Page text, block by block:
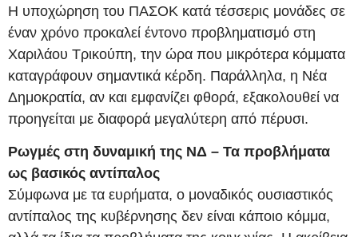
Η υποχώρηση του ΠΑΣΟΚ κατά τέσσερις μονάδες σε
έναν χρόνο προκαλεί έντονο προβληματισμό στη
Χαριλάου Τρικούπη, την ώρα που μικρότερα κόμματα
καταγράφουν σημαντικά κέρδη. Παράλληλα, η Νέα
Δημοκρατία, αν και εμφανίζει φθορά, εξακολουθεί να
προηγείται με διαφορά μεγαλύτερη από πέρυσι.
Ρωγμές στη δυναμική της ΝΔ – Τα προβλήματα
ως βασικός αντίπαλος
Σύμφωνα με τα ευρήματα, ο μοναδικός ουσιαστικός
αντίπαλος της κυβέρνησης δεν είναι κάποιο κόμμα,